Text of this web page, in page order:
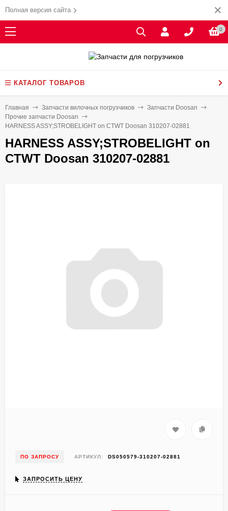
Полная версия сайта
0
КАТАЛОГ ТОВАРОВ
Главная Запчасти вилочных погрузчиков
Запчасти Doosan
Прочие запчасти Doosan
HARNESS ASSY;STROBELIGHT on CTWT Doosan 310207-02881
HARNESS ASSY;STROBELIGHT on
CTWT Doosan 310207-02881
ПО ЗАПРОСУ АРТИКУЛ: DS050579-310207-02881
ЗАПРОСИТЬ ЦЕНУ